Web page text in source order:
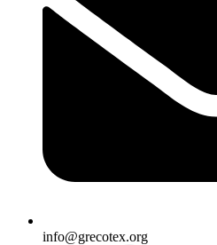
info@grecotex.org